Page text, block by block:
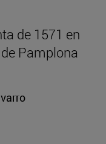
de 1571 en
Pamplona